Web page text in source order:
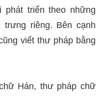
phát triển theo những
riêng. Bên cạnh
viết thư pháp bằng
Hán, thư pháp chữ